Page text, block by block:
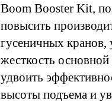
Boom Booster Kit,
повысить
гусеничных кранов,
жесткость основной
удвоить
высоты подъема и